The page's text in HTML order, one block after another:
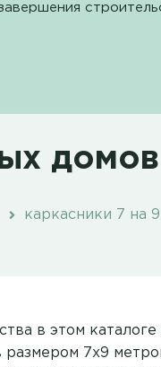
каркасники 7 на 9
в этом
7х9